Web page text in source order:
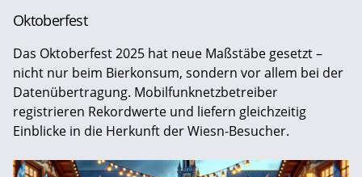
Oktoberfest
Das Oktoberfest 2025 hat neue Maßstäbe gesetzt –
nicht nur beim Bierkonsum, sondern vor allem bei der
Datenübertragung. Mobilfunknetzbetreiber
registrieren Rekordwerte und liefern gleichzeitig
Einblicke in die Herkunft der Wiesn-Besucher.